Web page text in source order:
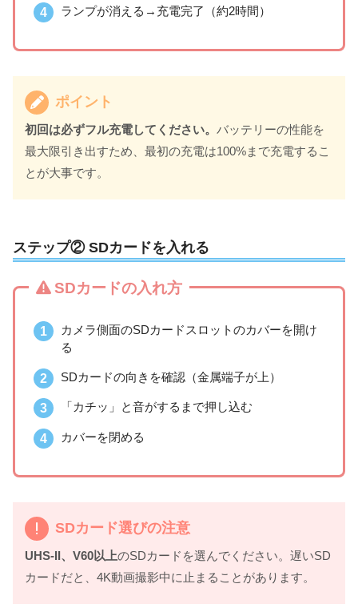
ランプが消える→充電完了（約2時間）
ポイント
初回は必ずフル充電してください。バッテリーの性能を
最大限引き出すため、最初の充電は100%まで充電するこ
とが大事です。
ステップ② SDカードを入れる
SDカードの入れ方
カメラ側面のSDカードスロットのカバーを開け
る
SDカードの向きを確認（金属端子が上）
「カチッ」と音がするまで押し込む
カバーを閉める
SDカード選びの注意
UHS-II、V60以上のSDカードを選んでください。遅いSD
カードだと、4K動画撮影中に止まることがあります。